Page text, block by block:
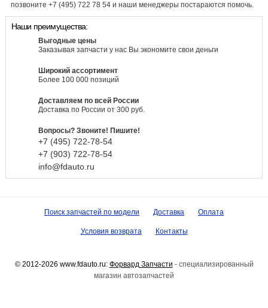
позвоните +7 (495) 722 78 54 и наши менеджеры постараются помочь.
Наши преимущества:
Выгодные цены
Заказывая запчасти у нас Вы экономите свои деньги
Широкий ассортимент
Более 100 000 позиций
Доставляем по всей России
Доставка по России от 300 руб.
Вопросы? Звоните! Пишите!
+7 (495) 722-78-54
+7 (903) 722-78-54
info@fdauto.ru
Поиск запчастей по модели Доставка Оплата
Условия возврата Контакты
© 2012-2026 www.fdauto.ru: Форвард Запчасти - специализированный
магазин автозапчастей